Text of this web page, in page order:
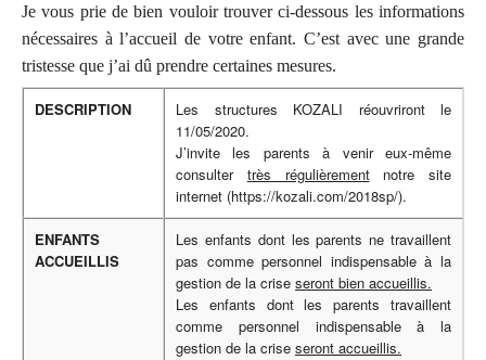
Je vous prie de bien vouloir trouver ci-dessous les informations
nécessaires à l’accueil de votre enfant. C’est avec une grande
tristesse que j’ai dû prendre certaines mesures.
DESCRIPTION
Les structures KOZALI réouvriront le
11/05/2020.
J’invite les parents à venir eux-même
consulter très régulièrementnotre site
internet (https://kozali.com/2018sp/).
ENFANTS
ACCUEILLIS
Les enfants dont les parents ne travaillent
pas comme personnel indispensable à la
gestion de la crise seront bien accueillis.
Les enfants dont les parents travaillent
comme personnel indispensable à la
gestion de la crise seront accueillis.